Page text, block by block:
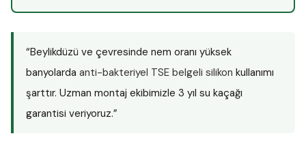
“Beylikdüzü ve çevresinde nem oranı yüksek
banyolarda anti-bakteriyel TSE belgeli silikon kullanımı
şarttır. Uzman montaj ekibimizle 3 yıl su kaçağı
garantisi veriyoruz.”